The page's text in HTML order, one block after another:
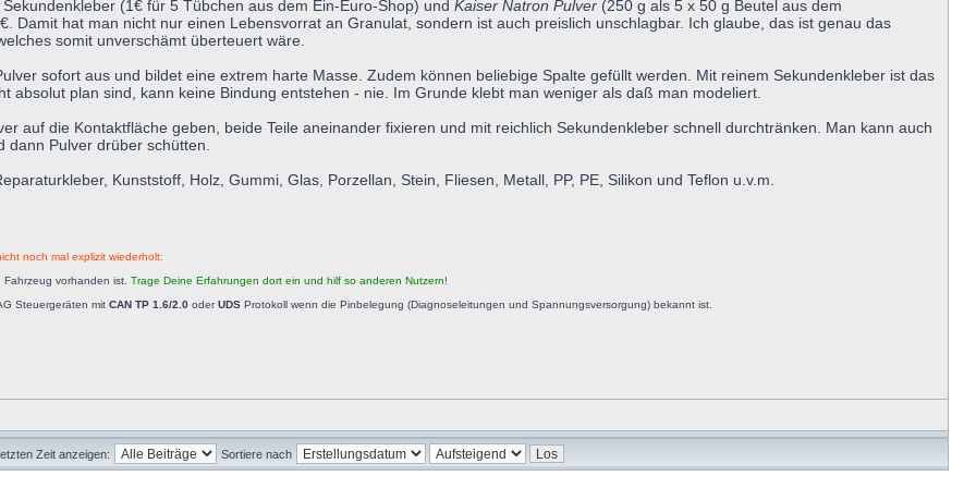
(1€ für 5 Tübchen aus dem Ein-Euro-Shop) und Kaiser Natron Pulver (250 g als 5 x 50 g Beutel aus dem
Damit hat man nicht nur einen Lebensvorrat an Granulat, sondern ist auch preislich unschlagbar. Ich glaube, das ist genau das
somit unverschämt überteuert wäre.
sofort aus und bildet eine extrem harte Masse. Zudem können beliebige Spalte gefüllt werden. Mit reinem Sekundenkleber ist das
absolut plan sind, kann keine Bindung entstehen - nie. Im Grunde klebt man weniger als daß man modeliert.
auf die Kontaktfläche geben, beide Teile aneinander fixieren und mit reichlich Sekundenkleber schnell durchtränken. Man kann auch
Pulver drüber schütten.
Kunststoff, Holz, Gummi, Glas, Porzellan, Stein, Fliesen, Metall, PP, PE, Silikon und Teflon u.v.m.
noch mal explizit wiederholt:
Fahrzeug vorhanden ist. Trage Deine Erfahrungen dort ein und hilf so anderen Nutzern!
Steuergeräten mit CAN TP 1.6/2.0 oderUDS Protokoll wenn die Pinbelegung (Diagnoseleitungen und Spannungsversorgung) bekannt ist.
Zeit anzeigen: Sortiere nach